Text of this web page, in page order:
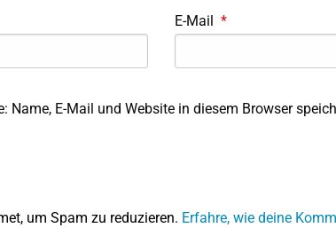
E-Mail *
Name, E-Mail und Website in diesem Browser
um Spam zu reduzieren. Erfahre, wie deine